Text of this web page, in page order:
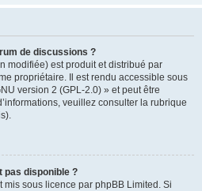
de discussions ?
modifiée) est produit et distribué par
propriétaire. Il est rendu accessible sous
version 2 (GPL-2.0) » et peut être
veuillez consulter la rubrique
pas disponible ?
sous licence par phpBB Limited. Si